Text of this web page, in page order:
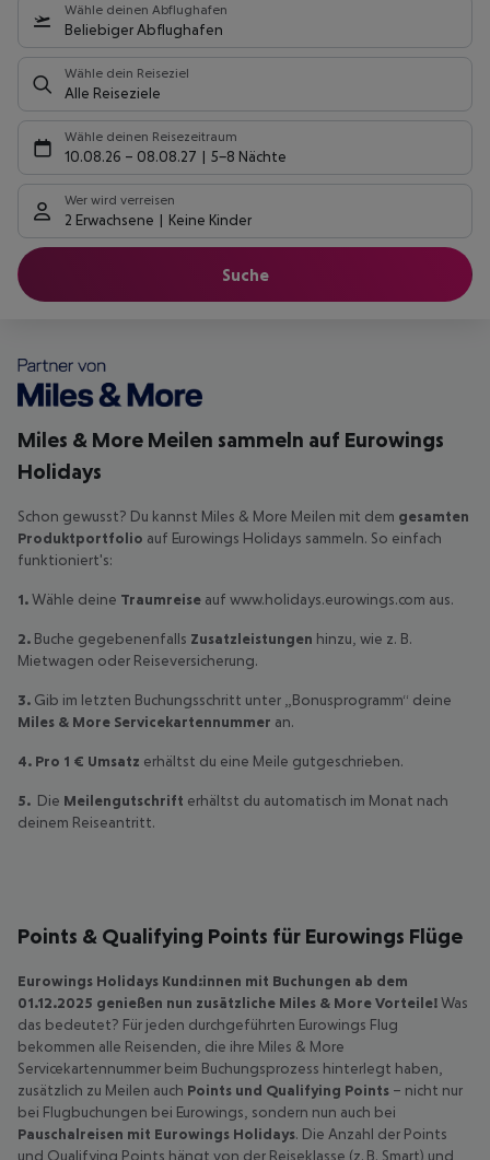
Wähle deinen Abflughafen
Beliebiger Abflughafen
Wähle dein Reiseziel
Alle Reiseziele
Wähle deinen Reisezeitraum
10.08.26 – 08.08.27 5-8 Nächte
Wer wird verreisen
2 Erwachsene Keine Kinder
Suche
Miles & More Meilen sammeln auf Eurowings
Holidays
Schon gewusst? Du kannst Miles & More Meilen mit dem gesamten
Produktportfolio auf Eurowings Holidays sammeln. So einfach
funktioniert's:
1.Wähle deine Traumreise auf www.holidays.eurowings.com aus.
2. Buche gegebenenfalls Zusatzleistungen hinzu, wie z. B.
Mietwagen oder Reiseversicherung.
3. Gib im letzten Buchungsschritt unter „Bonusprogramm“ deine
Miles & More Servicekartennummer an.
4. Pro 1 € Umsatz erhältst du eine Meile gutgeschrieben.
5. Die Meilengutschrift erhältst du automatisch im Monat nach
deinem Reiseantritt.
Points & Qualifying Points für Eurowings Flüge
Eurowings Holidays Kund:innen mit Buchungen ab dem
01.12.2025 genießen nun zusätzliche Miles & More Vorteile!Was
das bedeutet? Für jeden durchgeführten Eurowings Flug
bekommen alle Reisenden, die ihre Miles & More
Servicekartennummer beim Buchungsprozess hinterlegt haben,
zusätzlich zu Meilen auch Points und Qualifying Points – nicht nur
bei Flugbuchungen bei Eurowings, sondern nun auch bei
Pauschalreisen mit Eurowings Holidays. Die Anzahl der Points
und Qualifying Points hängt von der Reiseklasse (z. B. Smart) und